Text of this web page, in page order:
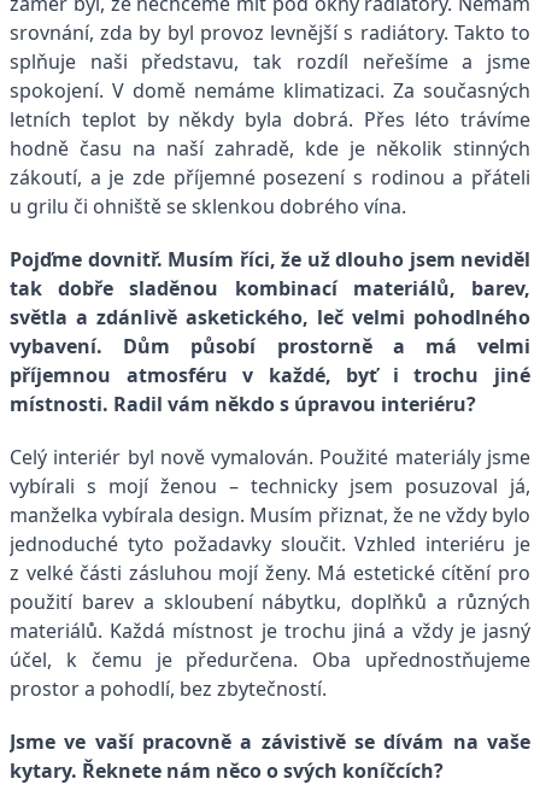
srovnání, zda by byl provoz levnější s radiátory. Takto to
splňuje naši představu, tak rozdíl neřešíme a jsme
spokojení. V domě nemáme klimatizaci. Za současných
letních teplot by někdy byla dobrá. Přes léto trávíme
hodně času na naší zahradě, kde je několik stinných
zákoutí, a je zde příjemné posezení s rodinou a přáteli
u grilu či ohniště se sklenkou dobrého vína.
Pojďme dovnitř. Musím říci, že už dlouho jsem neviděl
tak dobře sladěnou kombinací materiálů, barev,
světla a zdánlivě asketického, leč velmi pohodlného
vybavení. Dům působí prostorně a má velmi
příjemnou atmosféru v každé, byť i trochu jiné
místnosti. Radil vám někdo s úpravou interiéru?
Celý interiér byl nově vymalován. Použité materiály jsme
vybírali s mojí ženou – technicky jsem posuzoval já,
manželka vybírala design. Musím přiznat, že ne vždy bylo
jednoduché tyto požadavky sloučit. Vzhled interiéru je
z velké části zásluhou mojí ženy. Má estetické cítění pro
použití barev a skloubení nábytku, doplňků a různých
materiálů. Každá místnost je trochu jiná a vždy je jasný
účel, k čemu je předurčena. Oba upřednostňujeme
prostor a pohodlí, bez zbytečností.
Jsme ve vaší pracovně a závistivě se dívám na vaše
kytary. Řeknete nám něco o svých koníčcích?